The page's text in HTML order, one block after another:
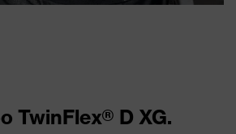
TwinFlex® D XG.